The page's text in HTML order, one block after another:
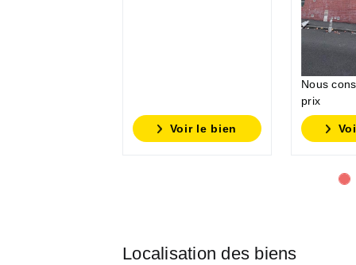
Voir le bien
Nous
prix
Localisation des biens